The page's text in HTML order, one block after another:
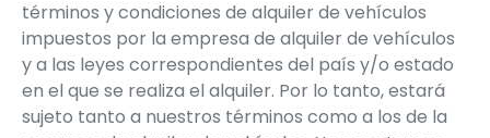
términos y condiciones de alquiler de vehículos
impuestos por la empresa de alquiler de vehículos
y a las leyes correspondientes del país y/o estado
en el que se realiza el alquiler. Por lo tanto, estará
sujeto tanto a nuestros términos como a los de la